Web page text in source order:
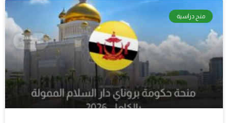
منح دراسية